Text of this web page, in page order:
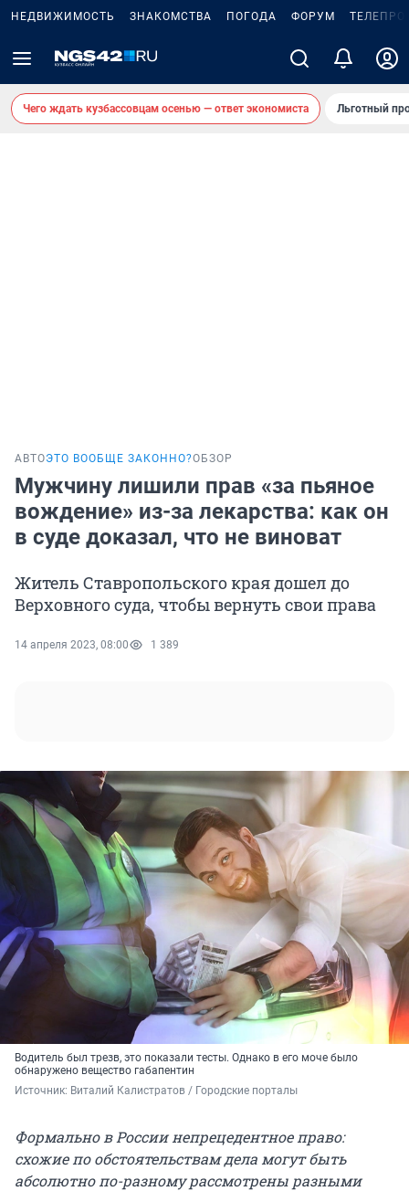
НЕДВИЖИМОСТЬ ЗНАКОМСТВА ПОГОДА ФОРУМ
Чего ждать кузбассовцам осенью — ответ экономиста Льготный
АВТОЭТО ВООБЩЕ ЗАКОННО?ОБЗОР
Мужчину лишили прав «за пьяное
вождение» из-за лекарства: как он
в суде доказал, что не виноват
Житель Ставропольского края дошел до
Верховного суда, чтобы вернуть свои права
14 апреля 2023, 08:00 1 389
Водитель был трезв, это показали тесты. Однако в его моче было
обнаружено вещество габапентин
Источник: Виталий Калистратов / Городские порталы
Формально в России непрецедентное право:
схожие по обстоятельствам дела могут быть
абсолютно по-разному рассмотрены разными